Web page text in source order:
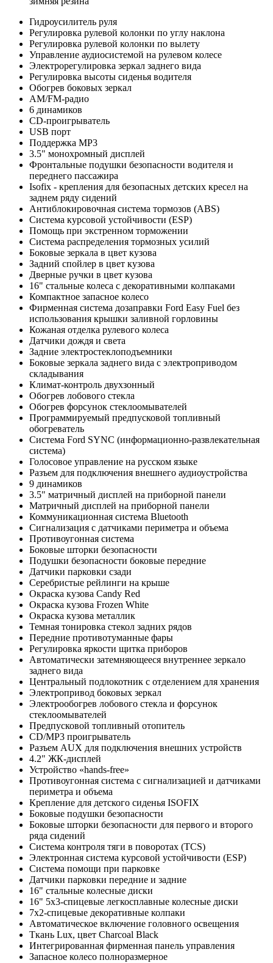
Гидроусилитель руля
Регулировка рулевой колонки по углу наклона
Регулировка рулевой колонки по вылету
Управление аудиосистемой на рулевом колесе
Электрорегулировка зеркал заднего вида
Регулировка высоты сиденья водителя
Обогрев боковых зеркал
AM/FM-радио
6 динамиков
CD-проигрыватель
USB порт
Поддержка MP3
3.5" монохромный дисплей
Фронтальные подушки безопасности водителя и
переднего пассажира
Isofix - крепления для безопасных детских кресел на
заднем ряду сидений
Антиблокировочная система тормозов (ABS)
Система курсовой устойчивости (ESP)
Помощь при экстренном торможении
Система распределения тормозных усилий
Боковые зеркала в цвет кузова
Задний спойлер в цвет кузова
Дверные ручки в цвет кузова
16" стальные колеса с декоративными колпаками
Компактное запасное колесо
Фирменная система дозаправки Ford Easy Fuel без
использования крышки заливной горловины
Кожаная отделка рулевого колеса
Датчики дождя и света
Задние электростеклоподъемники
Боковые зеркала заднего вида с электроприводом
складывания
Климат-контроль двухзонный
Обогрев лобового стекла
Обогрев форсунок стеклоомывателей
Программируемый предпусковой топливный
обогреватель
Система Ford SYNC (информационно-развлекательная
система)
Голосовое управление на русском языке
Разъем для подключения внешнего аудиоустройства
9 динамиков
3.5" матричный дисплей на приборной панели
Матричный дисплей на приборной панели
Коммуникационная система Bluetooth
Сигнализация с датчиками периметра и объема
Противоугонная система
Боковые шторки безопасности
Подушки безопасности боковые передние
Датчики парковки сзади
Серебристые рейлинги на крыше
Окраска кузова Candy Red
Окраска кузова Frozen White
Окраска кузова металлик
Темная тонировка стекол задних рядов
Передние противотуманные фары
Регулировка яркости щитка приборов
Автоматически затемняющееся внутреннее зеркало
заднего вида
Центральный подлокотник с отделением для хранения
Электропривод боковых зеркал
Электрообогрев лобового стекла и форсунок
стеклоомывателей
Предпусковой топливный отопитель
CD/MP3 проигрыватель
Разъем AUX для подключения внешних устройств
4.2" ЖК-дисплей
Устройство «hands-free»
Противоугонная система с сигнализацией и датчиками
периметра и объема
Крепление для детского сиденья ISOFIX
Боковые подушки безопасности
Боковые шторки безопасности для первого и второго
ряда сидений
Система контроля тяги в поворотах (TCS)
Электронная система курсовой устойчивости (ESP)
Система помощи при парковке
Датчики парковки передние и задние
16" стальные колесные диски
16" 5х3-спицевые легкосплавные колесные диски
7х2-спицевые декоративные колпаки
Автоматическое включение головного освещения
Ткань Lux, цвет Сharcoal Black
Интегрированная фирменная панель управления
Запасное колесо полноразмерное